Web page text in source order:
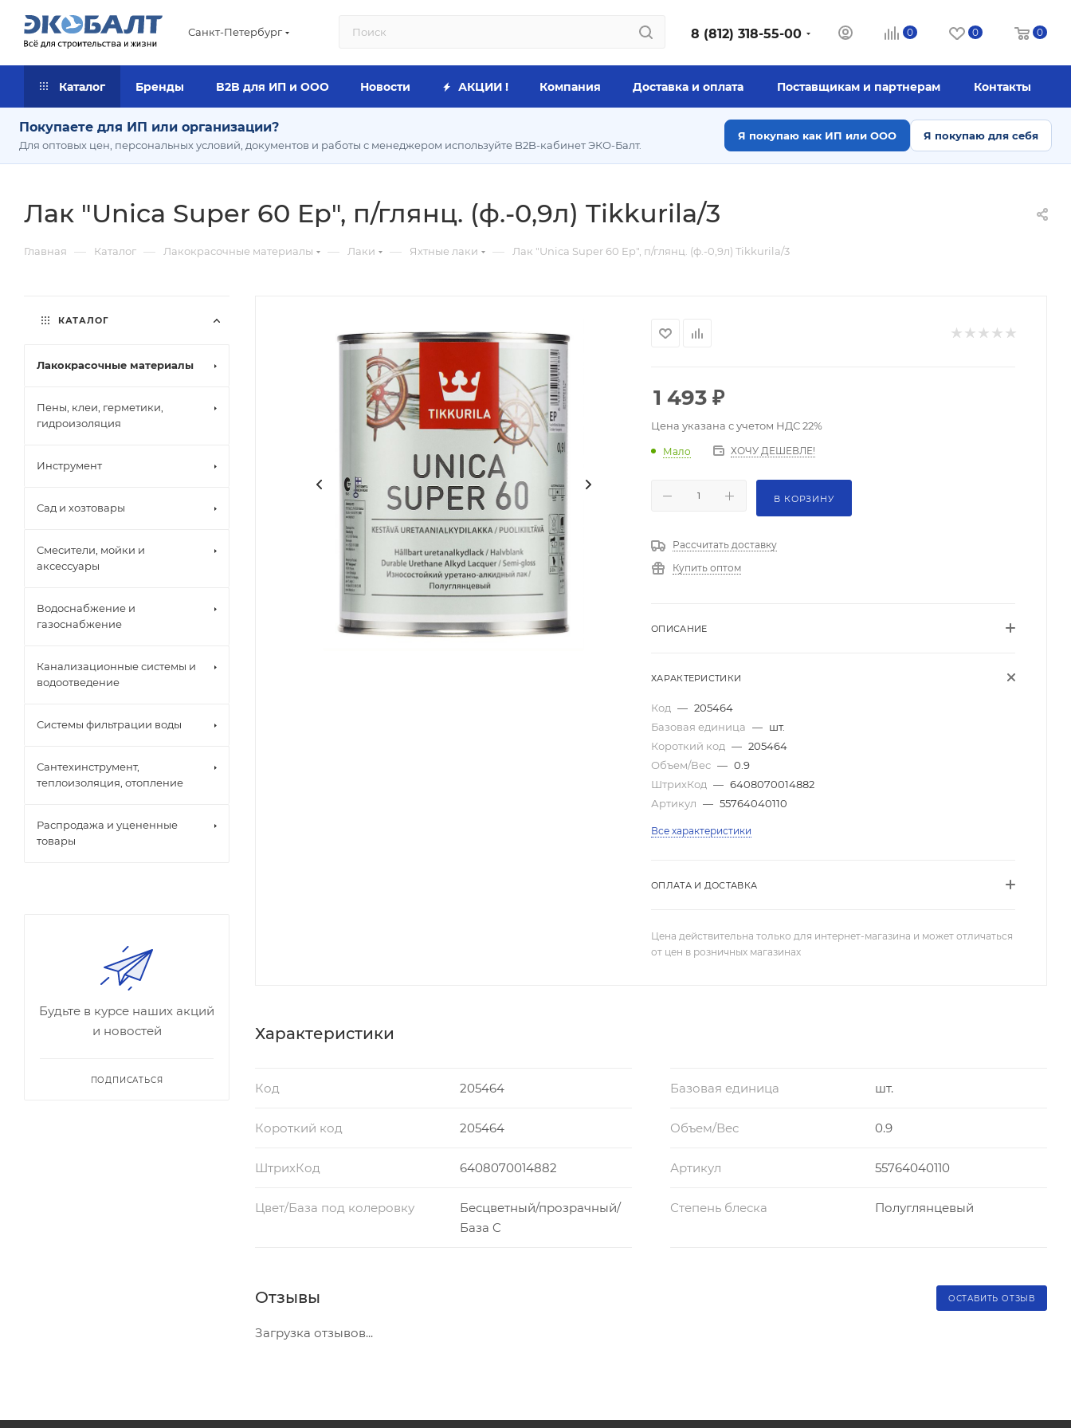
Санкт-Петербург 8 (812) 318-55-00 0 0 0
Каталог Бренды B2B для ИП и ООО Новости АКЦИИ ! Компания Доставка и оплата Поставщикам и партнерам Контакты
Покупаете для ИП или организации?
Для оптовых цен, персональных условий, документов и работы с менеджером используйте B2B-кабинет ЭКО-Балт.
Я покупаю как ИП или ООО Я покупаю для себя
Лак "Unica Super 60 Ep", п/глянц. (ф.-0,9л) Tikkurila/3
Главная — Каталог — Лакокрасочные материалы — Лаки — Яхтные лаки — Лак "Unica Super 60 Ep", п/глянц. (ф.-0,9л) Tikkurila/3
1 493 ₽
Цена указана с учетом НДС 22%
Мало ХОЧУ ДЕШЕВЛЕ!
В КОРЗИНУ
Рассчитать доставку
Купить оптом
ОПИСАНИЕ
ХАРАКТЕРИСТИКИ
Код — 205464
Базовая единица — шт.
Короткий код — 205464
Объем/Вес — 0.9
ШтрихКод — 6408070014882
Артикул — 55764040110
Все характеристики
ОПЛАТА И ДОСТАВКА
Цена действительна только для интернет-магазина и может отличаться
от цен в розничных магазинах
Характеристики
Код 205464 Базовая единица шт.
Короткий код 205464 Объем/Вес 0.9
ШтрихКод 6408070014882 Артикул 55764040110
Цвет/База под колеровку
Бесцветный/прозрачный/
База C
Степень блеска Полуглянцевый
Отзывы ОСТАВИТЬ ОТЗЫВ
Загрузка отзывов...
КАТАЛОГ
Лакокрасочные материалы
Пены, клеи, герметики,
гидроизоляция
Инструмент
Сад и хозтовары
Смесители, мойки и
аксессуары
Водоснабжение и
газоснабжение
Канализационные системы и
водоотведение
Системы фильтрации воды
Сантехинструмент,
теплоизоляция, отопление
Распродажа и уцененные
товары
Будьте в курсе наших акций
и новостей
ПОДПИСАТЬСЯ